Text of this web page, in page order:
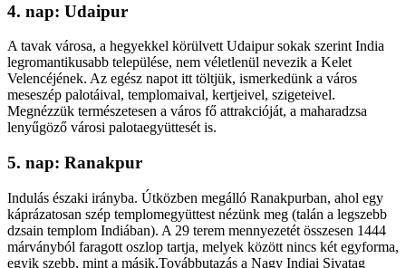
4. nap: Udaipur
A tavak városa, a hegyekkel körülvett Udaipur sokak szerint India
legromantikusabb települése, nem véletlenül nevezik a Kelet
Velencéjének. Az egész napot itt töltjük, ismerkedünk a város
meseszép palotáival, templomaival, kertjeivel, szigeteivel.
Megnézzük természetesen a város fő attrakcióját, a maharadzsa
lenyűgöző városi palotaegyüttesét is.
5. nap: Ranakpur
Indulás északi irányba. Útközben megálló Ranakpurban, ahol egy
káprázatosan szép templomegyüttest nézünk meg (talán a legszebb
dzsain templom Indiában). A 29 terem mennyezetét összesen 1444
márványból faragott oszlop tartja, melyek között nincs két egyforma,
egyik szebb, mint a másik.Továbbutazás a Nagy Indiai Sivatag